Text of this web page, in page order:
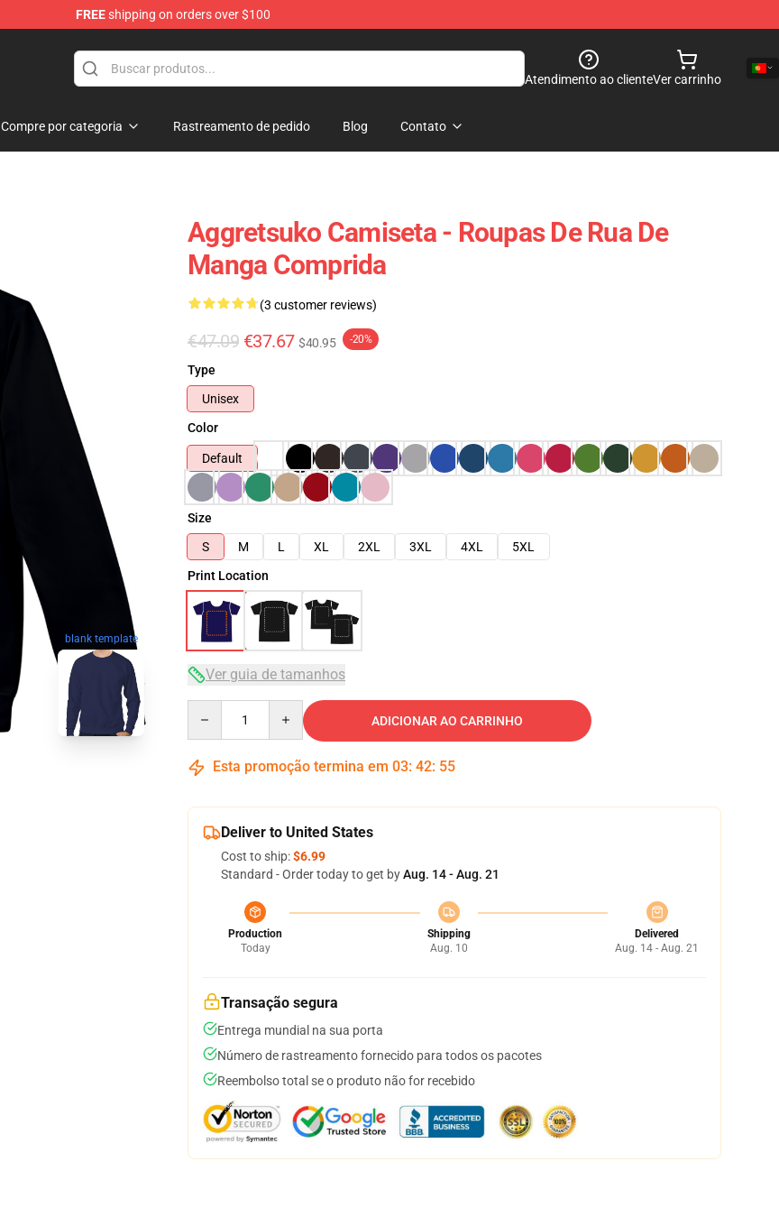
FREEshipping on orders over $100
Atendimento ao clienteVer carrinho
Compre por categoria Rastreamento de pedido Blog Contato
blank template
Aggretsuko Camiseta - Roupas De Rua De
Manga Comprida
(3 customer reviews)
€47.09 €37.67 $40.95 -20%
Type
Unisex
Color
Default
Size
S
M L XL 2XL 3XL 4XL
5XL
Print Location
Ver guia de tamanhos
ADICIONAR AO CARRINHO
Esta promoção termina em 03: 42: 54
Deliver to United States
Cost to ship:$6.99
Standard - Order today to get byAug. 14 - Aug. 21
Production
Today
Shipping
Aug. 10
Delivered
Aug. 14 - Aug. 21
Transação segura
Entrega mundial na sua porta
Número de rastreamento fornecido para todos os pacotes
Reembolso total se o produto não for recebido